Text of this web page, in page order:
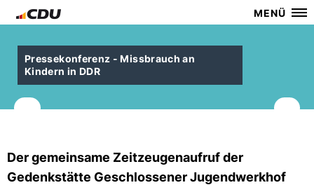
MENÜ
Pressekonferenz - Missbrauch an
Kindern in DDR
Der gemeinsame Zeitzeugenaufruf der
Gedenkstätte Geschlossener Jugendwerkhof